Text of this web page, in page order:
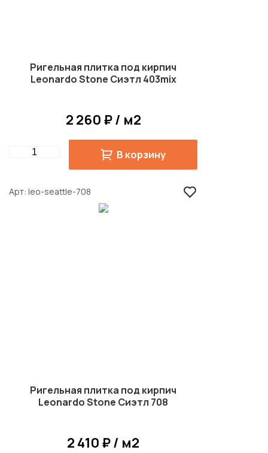
Ригельная плитка под кирпич
Leonardo Stone Сиэтл 403mix
2 260 ₽ / м2
Quantity В корзину
Арт leo-seattle-708
Ригельная плитка под кирпич
Leonardo Stone Сиэтл 708
2 410 ₽ / м2